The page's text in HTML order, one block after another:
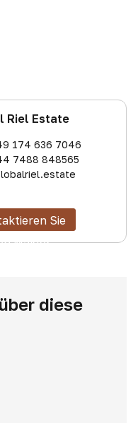
Riel Estate
174 636 7046
7488 848565
Sie
Makler
diese